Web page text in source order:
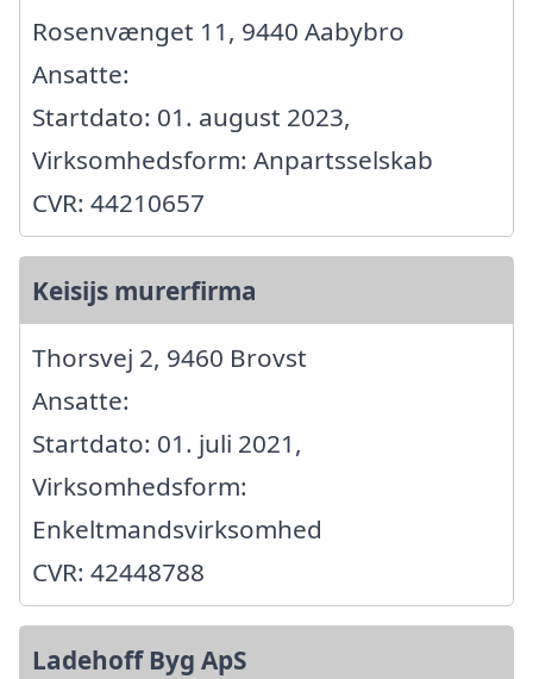
Rosenvænget 11, 9440 Aabybro
Ansatte:
Startdato: 01. august 2023,
Virksomhedsform: Anpartsselskab
CVR: 44210657
Keisijs murerfirma
Thorsvej 2, 9460 Brovst
Ansatte:
Startdato: 01. juli 2021,
Virksomhedsform:
Enkeltmandsvirksomhed
CVR: 42448788
Ladehoff Byg ApS